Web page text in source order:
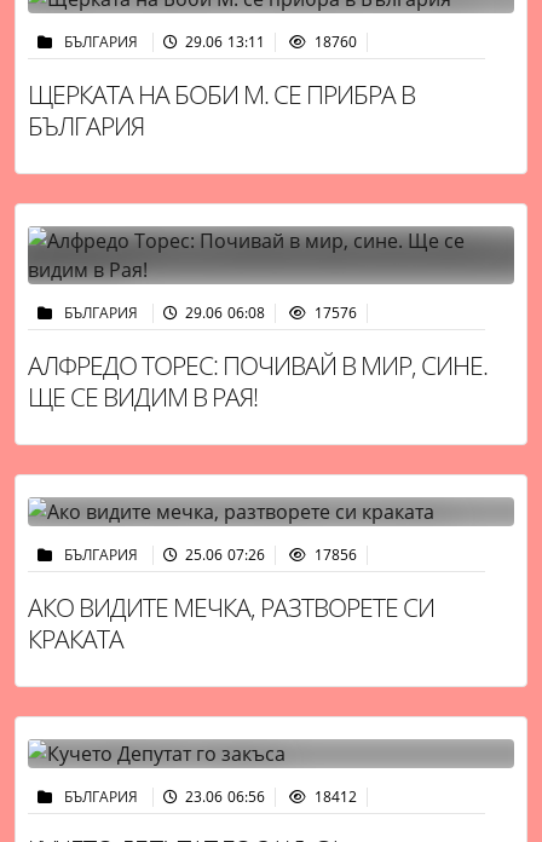
БЪЛГАРИЯ 29.06 13:11 18760
ЩЕРКАТА НА БОБИ М. СЕ ПРИБРА В
БЪЛГАРИЯ
БЪЛГАРИЯ 29.06 06:08 17576
АЛФРЕДО ТОРЕС: ПОЧИВАЙ В МИР, СИНЕ.
ЩЕ СЕ ВИДИМ В РАЯ!
БЪЛГАРИЯ 25.06 07:26 17856
АКО ВИДИТЕ МЕЧКА, РАЗТВОРЕТЕ СИ
КРАКАТА
БЪЛГАРИЯ 23.06 06:56 18412